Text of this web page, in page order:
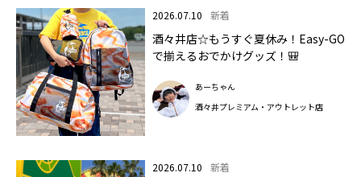
2026.07.10 新着
酒々井店☆もうすぐ夏休み！Easy-GO
で揃えるおでかけグッズ！🎒
あーちゃん
酒々井プレミアム・アウトレット店
2026.07.10 新着